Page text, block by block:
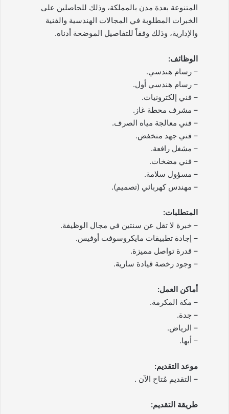
المتنوعة بعدة مدن بالمملكة، وذلك للحاصلين على
الخبرات المطلوبة في المجالات الهندسية والفنية
والإدارية، وذلك وفقاً للتفاصيل الموضحة أدناه.
الوظائف:
– رسام هندسي.
– رسام هندسي أول.
– فني إلكترونيات.
– مشرف محطة غاز.
– فني معالجة مياه الصرف.
– فني جهد منخفض.
– مشغل رافعة.
– فني مضخات.
– مسؤول سلامة.
– مهندس كهربائي (تصميم).
المتطلبات:
– خبرة لا تقل عن سنتين في مجال الوظيفة.
– إجادة تطبيقات مايكروسوفت أوفيس.
– قدرة تواصل مميزة.
– وجود رخصة قيادة سارية.
أماكن العمل:
– مكة المكرمة.
– جدة.
– الرياض.
– أبها.
موعد التقديم:
– التقديم مُتاح الآن .
طريقة التقديم: